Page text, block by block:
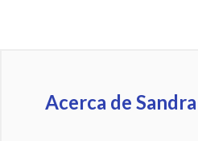
Acerca de